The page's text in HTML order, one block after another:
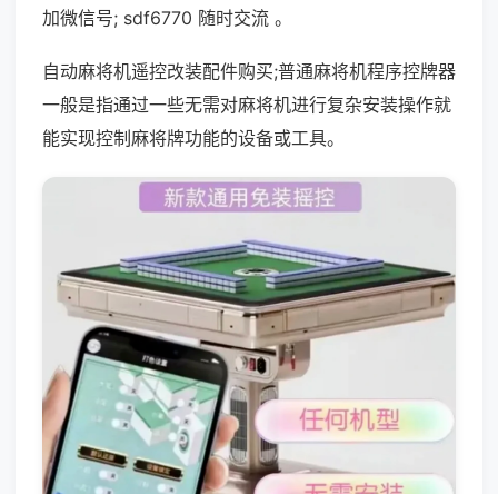
加微信号; sdf6770 随时交流 。
自动麻将机遥控改装配件购买;普通麻将机程序控牌器
一般是指通过一些无需对麻将机进行复杂安装操作就
能实现控制麻将牌功能的设备或工具。